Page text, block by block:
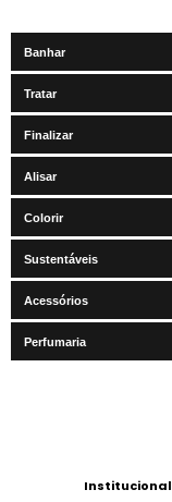
Banhar
Tratar
Finalizar
Alisar
Colorir
Sustentáveis
Acessórios
Perfumaria
Institucional